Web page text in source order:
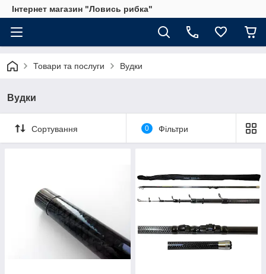
Інтернет магазин "Ловись рибка"
Товари та послуги Вудки
Вудки
Сортування 0 Фільтри